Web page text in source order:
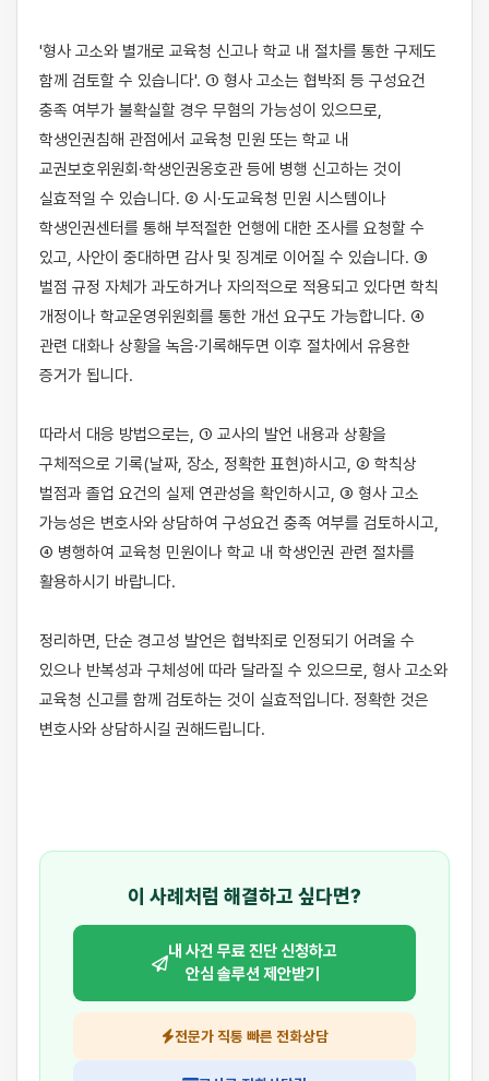
'형사 고소와 별개로 교육청 신고나 학교 내 절차를 통한 구제도
함께 검토할 수 있습니다'. ① 형사 고소는 협박죄 등 구성요건
충족 여부가 불확실할 경우 무혐의 가능성이 있으므로,
학생인권침해 관점에서 교육청 민원 또는 학교 내
교권보호위원회·학생인권옹호관 등에 병행 신고하는 것이
실효적일 수 있습니다. ② 시·도교육청 민원 시스템이나
학생인권센터를 통해 부적절한 언행에 대한 조사를 요청할 수
있고, 사안이 중대하면 감사 및 징계로 이어질 수 있습니다. ③
벌점 규정 자체가 과도하거나 자의적으로 적용되고 있다면 학칙
개정이나 학교운영위원회를 통한 개선 요구도 가능합니다. ④
관련 대화나 상황을 녹음·기록해두면 이후 절차에서 유용한
증거가 됩니다.
따라서 대응 방법으로는, ① 교사의 발언 내용과 상황을
구체적으로 기록(날짜, 장소, 정확한 표현)하시고, ② 학칙상
벌점과 졸업 요건의 실제 연관성을 확인하시고, ③ 형사 고소
가능성은 변호사와 상담하여 구성요건 충족 여부를 검토하시고,
④ 병행하여 교육청 민원이나 학교 내 학생인권 관련 절차를
활용하시기 바랍니다.
정리하면, 단순 경고성 발언은 협박죄로 인정되기 어려울 수
있으나 반복성과 구체성에 따라 달라질 수 있으므로, 형사 고소와
교육청 신고를 함께 검토하는 것이 실효적입니다. 정확한 것은
변호사와 상담하시길 권해드립니다.
이 사례처럼 해결하고 싶다면?
내 사건 무료 진단 신청하고
안심 솔루션 제안받기
전문가 직통 빠른 전화상담